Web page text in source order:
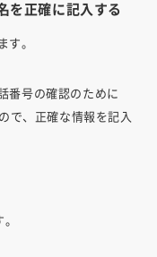
を正確に記入する
す。
番号の確認のために
で、正確な情報を記入